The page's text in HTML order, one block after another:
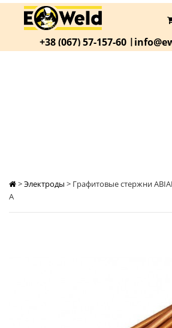
КАТАЛОГ
О
+38 (067) 57-157-60 |
>Электроды > Графитовые стержни
А